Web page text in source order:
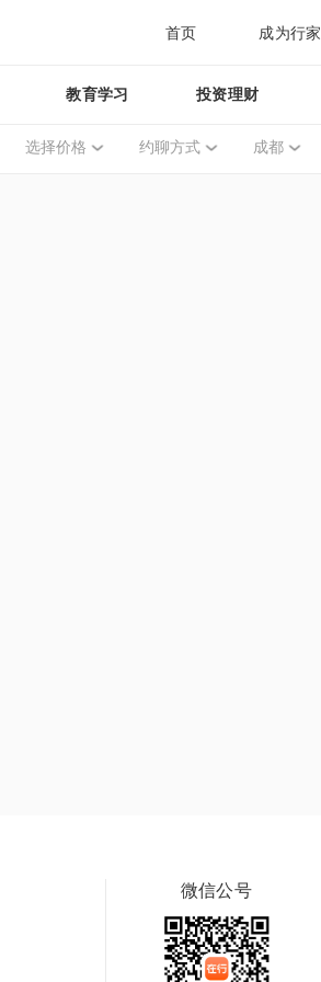
首页 成为行家
教育学习 投资理财
选择价格 约聊方式 成都
微信公号